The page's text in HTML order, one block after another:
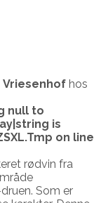
Vriesenhof hos
null to
is
on line
rødvin fra
Som er